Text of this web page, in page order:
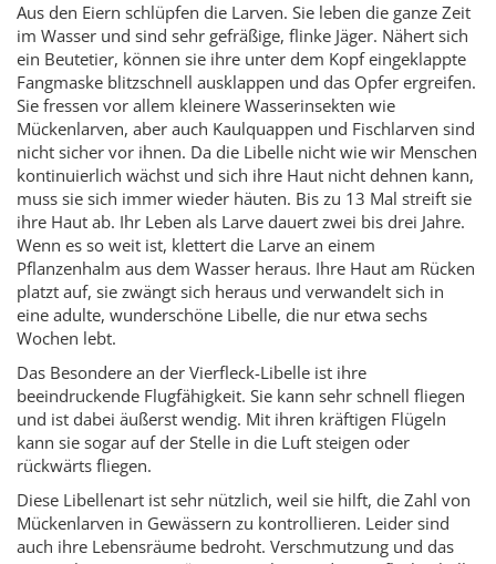
Aus den Eiern schlüpfen die Larven. Sie leben die ganze Zeit
im Wasser und sind sehr gefräßige, flinke Jäger. Nähert sich
ein Beutetier, können sie ihre unter dem Kopf eingeklappte
Fangmaske blitzschnell ausklappen und das Opfer ergreifen.
Sie fressen vor allem kleinere Wasserinsekten wie
Mückenlarven, aber auch Kaulquappen und Fischlarven sind
nicht sicher vor ihnen. Da die Libelle nicht wie wir Menschen
kontinuierlich wächst und sich ihre Haut nicht dehnen kann,
muss sie sich immer wieder häuten. Bis zu 13 Mal streift sie
ihre Haut ab. Ihr Leben als Larve dauert zwei bis drei Jahre.
Wenn es so weit ist, klettert die Larve an einem
Pflanzenhalm aus dem Wasser heraus. Ihre Haut am Rücken
platzt auf, sie zwängt sich heraus und verwandelt sich in
eine adulte, wunderschöne Libelle, die nur etwa sechs
Wochen lebt.
Das Besondere an der Vierfleck-Libelle ist ihre
beeindruckende Flugfähigkeit. Sie kann sehr schnell fliegen
und ist dabei äußerst wendig. Mit ihren kräftigen Flügeln
kann sie sogar auf der Stelle in die Luft steigen oder
rückwärts fliegen.
Diese Libellenart ist sehr nützlich, weil sie hilft, die Zahl von
Mückenlarven in Gewässern zu kontrollieren. Leider sind
auch ihre Lebensräume bedroht. Verschmutzung und das